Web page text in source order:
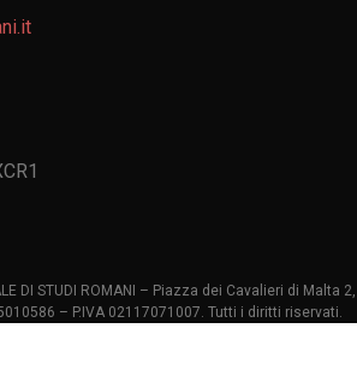
DI STUDI ROMANI – Piazza dei Cavalieri di Malta 2,
– P.IVA 02117071007. Tutti i diritti riservati.